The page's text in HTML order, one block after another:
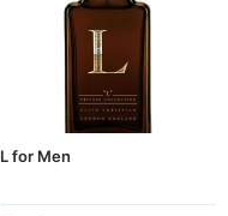
L for Men